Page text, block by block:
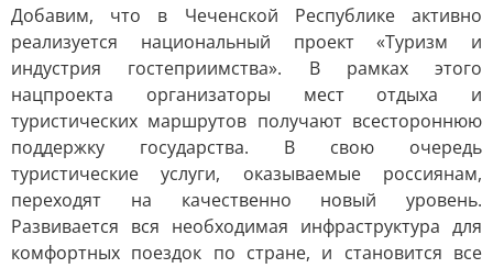
Добавим, что в Чеченской Республике активно
реализуется национальный проект «Туризм и
индустрия гостеприимства». В рамках этого
нацпроекта организаторы мест отдыха и
туристических маршрутов получают всестороннюю
поддержку государства. В свою очередь
туристические услуги, оказываемые россиянам,
переходят на качественно новый уровень.
Развивается вся необходимая инфраструктура для
комфортных поездок по стране, и становится все